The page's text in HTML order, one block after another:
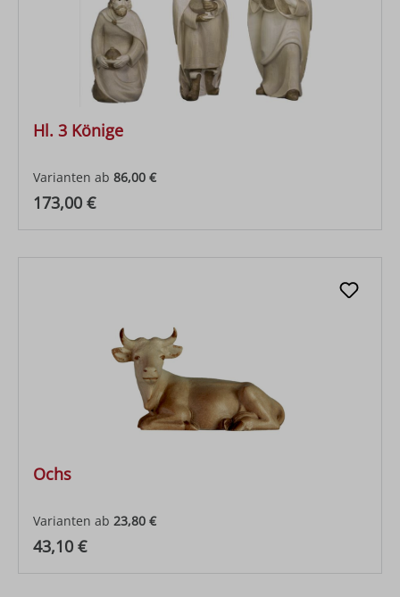
Hl. 3 Könige
Varianten ab 86,00 €
Regulärer Preis:
173,00 €
Ochs
Varianten ab 23,80 €
Regulärer Preis:
43,10 €